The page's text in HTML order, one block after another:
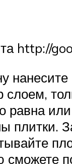
http://
слоем,
равна
плитки.
сможете